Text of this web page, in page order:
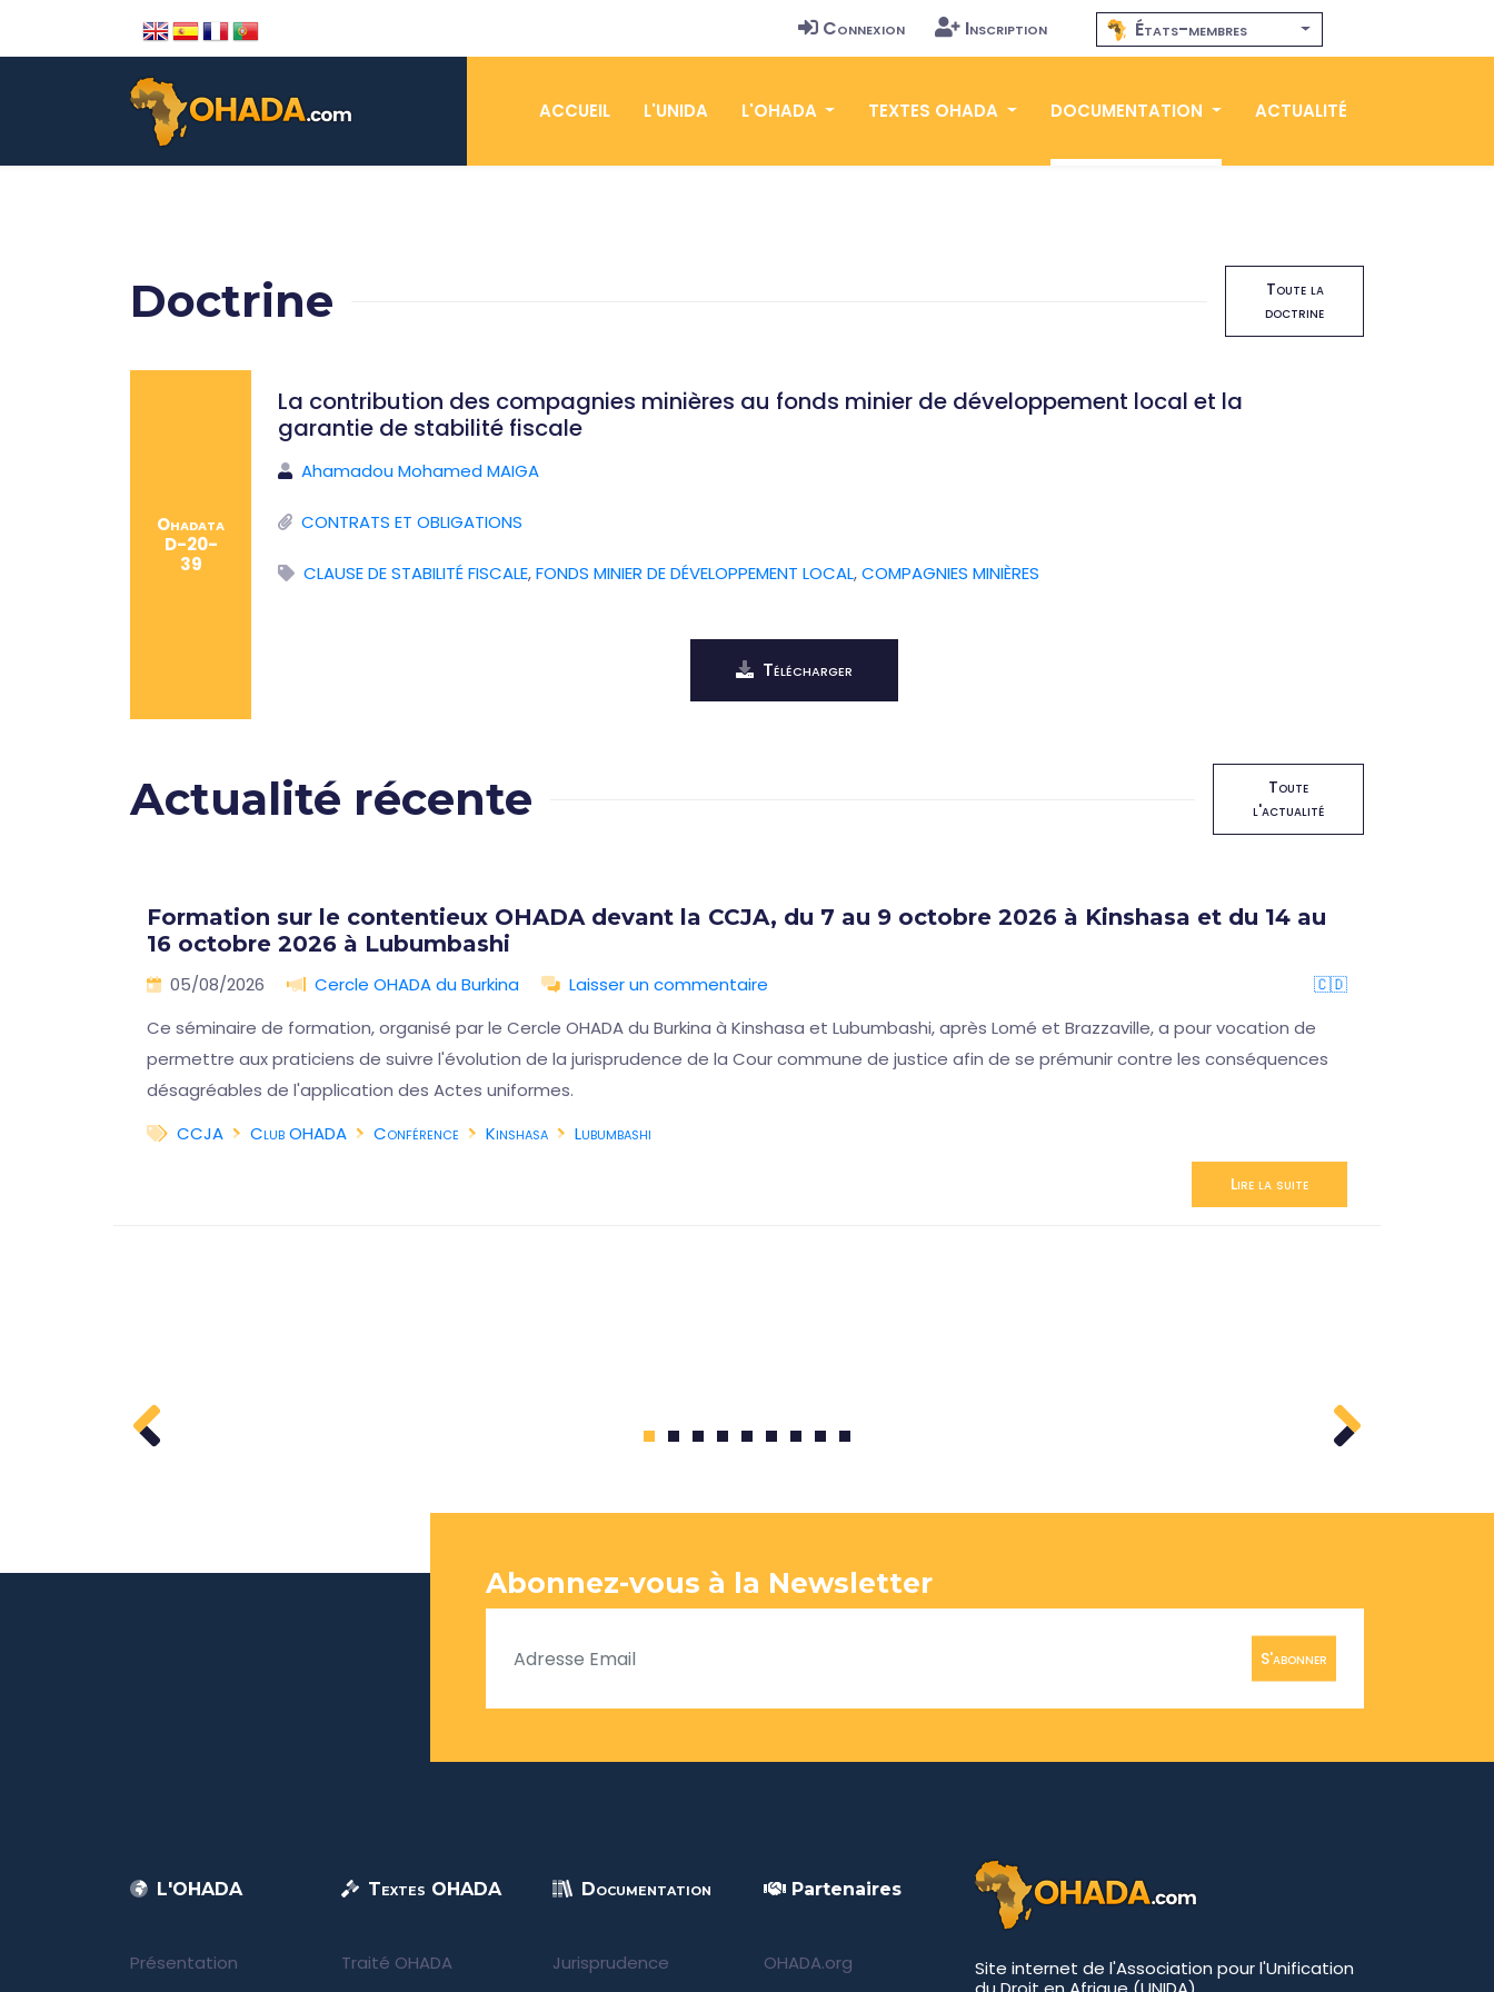
Connexion Inscription États-membres
ACCUEIL L'UNIDA L'OHADA TEXTES OHADA DOCUMENTATION ACTUALITÉ
Doctrine
Toute la
doctrine
Ohadata
D-20-
39
La contribution des compagnies minières au fonds minier de développement local et la
garantie de stabilité fiscale
Ahamadou Mohamed MAIGA
CONTRATS ET OBLIGATIONS
CLAUSE DE STABILITÉ FISCALE,FONDS MINIER DE DÉVELOPPEMENT LOCAL,COMPAGNIES MINIÈRES
Télécharger
Actualité récente
Toute
l'actualité
Formation sur le contentieux OHADA devant la CCJA, du 7 au 9 octobre 2026 à Kinshasa et du 14 au
16 octobre 2026 à Lubumbashi
05/08/2026 Cercle OHADA du Burkina Laisser un commentaire
🇨🇩
Ce séminaire de formation, organisé par le Cercle OHADA du Burkina à Kinshasa et Lubumbashi, après Lomé et Brazzaville, a pour vocation de
permettre aux praticiens de suivre l'évolution de la jurisprudence de la Cour commune de justice afin de se prémunir contre les conséquences
désagréables de l'application des Actes uniformes.
CCJA
Club OHADA Conférence Kinshasa Lubumbashi
Lire la suite
1 2 3 4 5 6 7 8 9
Abonnez-vous à la Newsletter
S'abonner
L'OHADA
Présentation
Textes OHADA
Traité OHADA
Documentation
Jurisprudence
Partenaires
OHADA.org
Site internet de l'Association pour l'Unification